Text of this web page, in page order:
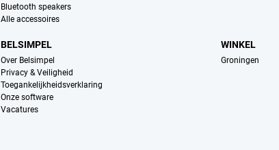
Bluetooth speakers
Alle accessoires
BELSIMPEL
Over Belsimpel
Privacy & Veiligheid
Toegankelijkheidsverklaring
Onze software
Vacatures
WINKEL
Groningen